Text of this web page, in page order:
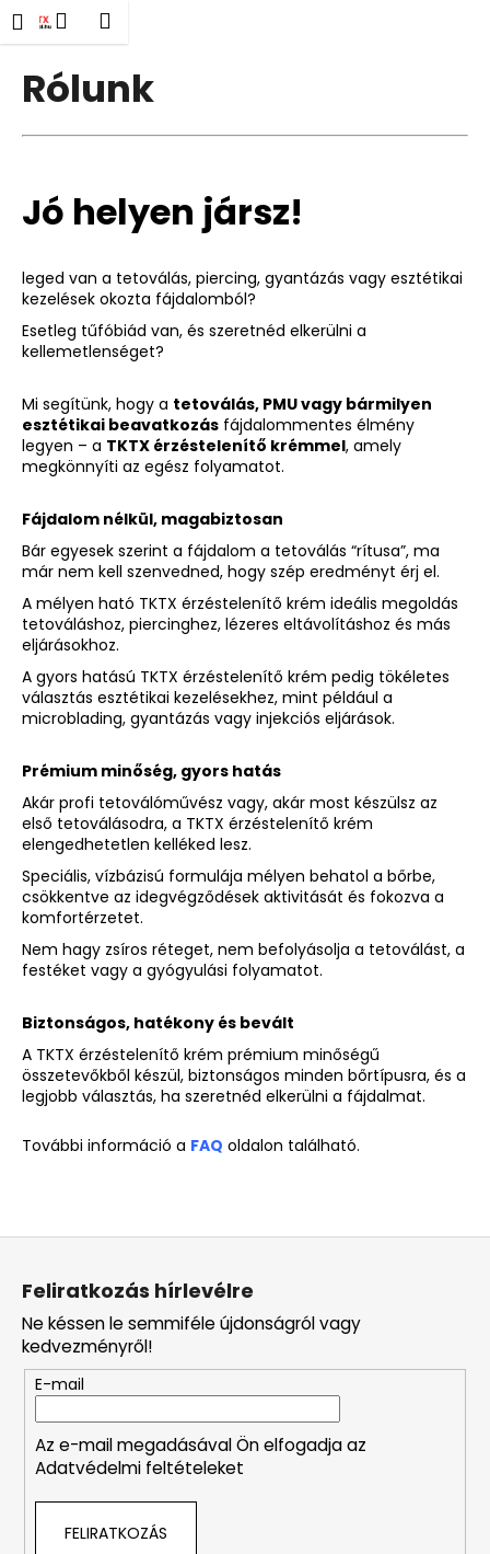
Ugrás
fő
tartalomhoz
Bejelentkezés
Kosár
Rólunk
Jó helyen jársz!
leged van a tetoválás, piercing, gyantázás vagy esztétikai
kezelések okozta fájdalomból?
Esetleg tűfóbiád van, és szeretnéd elkerülni a
kellemetlenséget?
Mi segítünk, hogy a tetoválás, PMU vagy bármilyen
esztétikai beavatkozás fájdalommentes élmény
legyen – a TKTX érzéstelenítő krémmel, amely
megkönnyíti az egész folyamatot.
Fájdalom nélkül, magabiztosan
Bár egyesek szerint a fájdalom a tetoválás “rítusa”, ma
már nem kell szenvedned, hogy szép eredményt érj el.
A mélyen ható TKTX érzéstelenítő krém ideális megoldás
tetováláshoz, piercinghez, lézeres eltávolításhoz és más
eljárásokhoz.
A gyors hatású TKTX érzéstelenítő krém pedig tökéletes
választás esztétikai kezelésekhez, mint például a
microblading, gyantázás vagy injekciós eljárások.
Prémium minőség, gyors hatás
Akár profi tetoválóművész vagy, akár most készülsz az
első tetoválásodra, a TKTX érzéstelenítő krém
elengedhetetlen kelléked lesz.
Speciális, vízbázisú formulája mélyen behatol a bőrbe,
csökkentve az idegvégződések aktivitását és fokozva a
komfortérzetet.
Nem hagy zsíros réteget, nem befolyásolja a tetoválást, a
festéket vagy a gyógyulási folyamatot.
Biztonságos, hatékony és bevált
A TKTX érzéstelenítő krém prémium minőségű
összetevőkből készül, biztonságos minden bőrtípusra, és a
legjobb választás, ha szeretnéd elkerülni a fájdalmat.
További információ a FAQ oldalon található.
K
o
i
k
e
r
e
s
?
KERESÉS
A
j
á
n
l
j
u
k
TKTX
ÉRZÉSTELENÍTŐ
KRÉM
Ft5
564
L
Feliratkozás hírlevélre
Ne késsen le semmiféle újdonságról vagy
kedvezményről!
E-mail
Az e-mail megadásával Ön elfogadja az
Adatvédelmi feltételeket
FELIRATKOZÁS